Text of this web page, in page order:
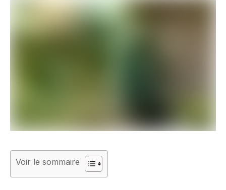
Voir le sommaire